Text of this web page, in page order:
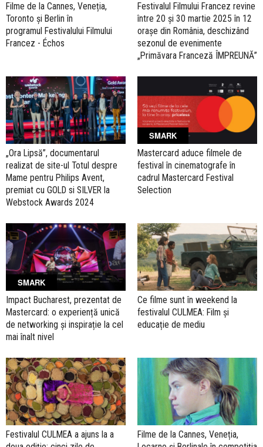
Filme de la Cannes, Veneția,
Toronto și Berlin în
programul Festivalului Filmului
Francez - Échos
Festivalul Filmului Francez revine
între 20 și 30 martie 2025 în 12
orașe din România, deschizând
sezonul de evenimente
„Primăvara Franceză ÎMPREUNĂ”
„Ora Lipsă”, documentarul
realizat de site-ul Totul despre
Mame pentru Philips Avent,
premiat cu GOLD si SILVER la
Webstock Awards 2024
SMARK
Mastercard aduce filmele de
festival în cinematografe în
cadrul Mastercard Festival
Selection
SMARK
Impact Bucharest, prezentat de
Mastercard: o experiență unică
de networking și inspirație la cel
mai înalt nivel
Ce filme sunt în weekend la
festivalul CULMEA: Film și
educație de mediu
Festivalul CULMEA a ajuns la a
Filme de la Cannes, Veneția,